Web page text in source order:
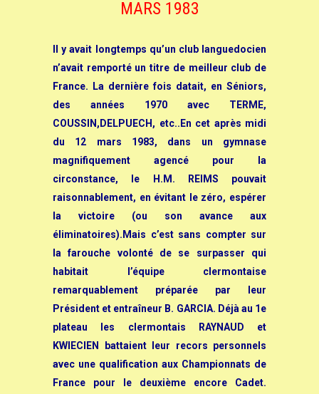
MARS 1983
Il y avait longtemps qu’un club languedocien
n’avait remporté un titre de meilleur club de
France.
La dernière fois datait, en Séniors,
des années 1970 avec TERME,
COUSSIN,DELPUECH, etc.. En cet après midi
du 12 mars 1983, dans un gymnase
magnifiquement agencé pour la
circonstance, le H.M. REIMS pouvait
raisonnablement, en évitant le zéro, espérer
la victoire (ou son avance aux
éliminatoires). Mais c’est sans compter sur
la farouche volonté de se surpasser qui
habitait l’équipe clermontaise
remarquablement préparée par leur
Président et entraîneur B. GARCIA. Déjà au 1e
plateau les clermontais RAYNAUD et
KWIECIEN battaient leur recors personnels
avec une qualification aux Championnats de
France pour le deuxième encore Cadet.